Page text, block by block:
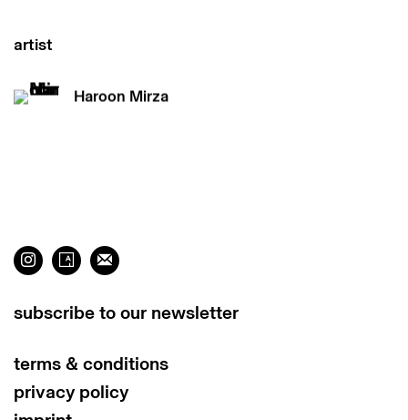
artist
Haroon Mirza
subscribe to our newsletter
terms & conditions
privacy policy